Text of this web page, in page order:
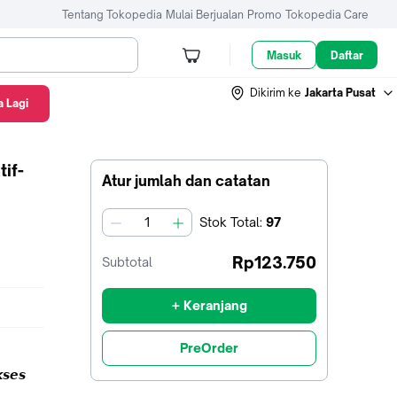
Tentang Tokopedia Mulai Berjualan Promo Tokopedia Care
Masuk Daftar
Dikirim ke Jakarta Pusat
Atur jumlah dan catatan
jumlah Stok Total: 97
Subtotal Rp123.750
+ Keranjang
PreOrder
Lagi